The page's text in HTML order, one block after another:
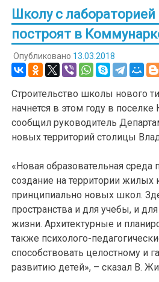
Школу с
построят в
Опубликовано 13.03.2018
Строительство школы нового
начнется в этом году в
сообщил руководитель
новых территорий столицы
«Новая образовательная среда
создание на территории жилых
принципиально новых школ.
пространства и для учебы, и
жизни. Архитектурные и
также психолого-
способствовать целостному и
развитию детей», – сказал В.